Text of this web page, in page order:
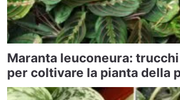
Maranta leuconeura:
per coltivare la pianta della